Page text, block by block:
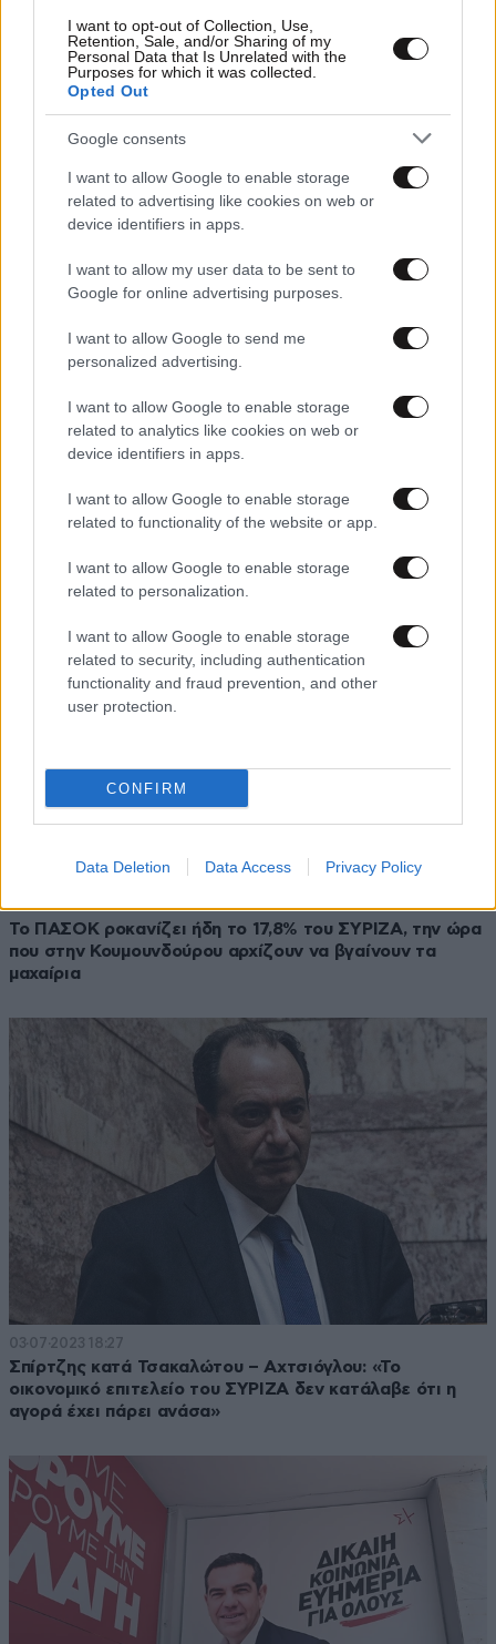
I want to opt-out of Collection, Use,
Retention, Sale, and/or Sharing of my
Personal Data that Is Unrelated with the
Purposes for which it was collected.
Opted Out
Google consents
I want to allow Google to enable storage
related to advertising like cookies on web or
device identifiers in apps.
I want to allow my user data to be sent to
Google for online advertising purposes.
I want to allow Google to send me
personalized advertising.
I want to allow Google to enable storage
related to analytics like cookies on web or
device identifiers in apps.
I want to allow Google to enable storage
related to functionality of the website or app.
I want to allow Google to enable storage
related to personalization.
I want to allow Google to enable storage
related to security, including authentication
functionality and fraud prevention, and other
user protection.
CONFIRM
Data Deletion Data Access Privacy Policy
10·07·2023 07:01
Μεγάλα μαγειρέματα και σενάρια αναβολής εκλογών
στο ΣΥΡΙΖΑ – Το σκληρό πόκερ στη ναυτιλία με αφορμή
την ΑΝΕΚ
Χρήστος Σπίρτζης: Στον ΣΥΡΙΖΑ κάνει κουμάντο μια
κομματική γραφειοκρατία
05·07·2023 07:01
Το ΠΑΣΟΚ ροκανίζει ήδη το 17,8% του ΣΥΡΙΖΑ, την ώρα
που στην Κουμουνδούρου αρχίζουν να βγαίνουν τα
μαχαίρια
03·07·2023 18:27
Σπίρτζης κατά Τσακαλώτου – Αχτσιόγλου: «Το
οικονομικό επιτελείο του ΣΥΡΙΖΑ δεν κατάλαβε ότι η
αγορά έχει πάρει ανάσα»